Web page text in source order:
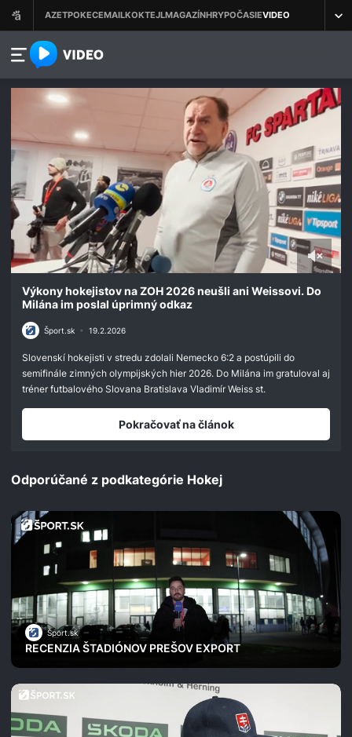
azet.video.sk
seconds
seconds
Výkony hokejistov na ZOH 2026 neušli ani Weissovi. Do
Milána im poslal úprimný odkaz
Šport.sk • 19.2.2026
Slovenskí hokejisti v stredu zdolali Nemecko 6:2 a postúpili do
semifinále zimných olympijských hier 2026. Do Milána im gratuloval aj
tréner futbalového Slovana Bratislava Vladimír Weiss st.
Pokračovať na článok
Odporúčané z podkategórie Hokej
Šport.sk
RECENZIA ŠTADIÓNOV PREŠOV EXPORT